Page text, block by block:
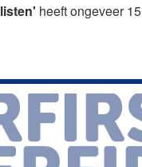
heeft ongeveer 15